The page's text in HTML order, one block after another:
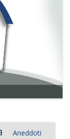
Aneddoti